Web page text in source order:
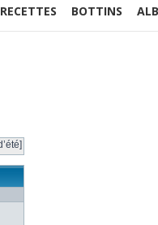
RECETTES BOTTINS